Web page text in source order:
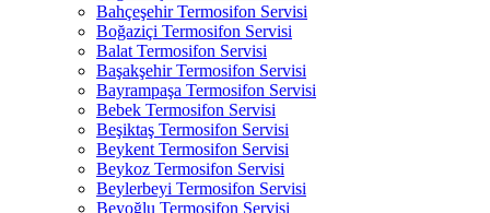
Bahçeşehir Termosifon Servisi
Boğaziçi Termosifon Servisi
Balat Termosifon Servisi
Başakşehir Termosifon Servisi
Bayrampaşa Termosifon Servisi
Bebek Termosifon Servisi
Beşiktaş Termosifon Servisi
Beykent Termosifon Servisi
Beykoz Termosifon Servisi
Beylerbeyi Termosifon Servisi
Beyoğlu Termosifon Servisi